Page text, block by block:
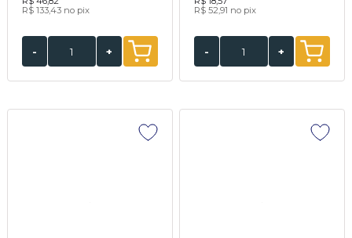
R$ 133,43 no pix
- +
R$ 52,91 no pix
- +